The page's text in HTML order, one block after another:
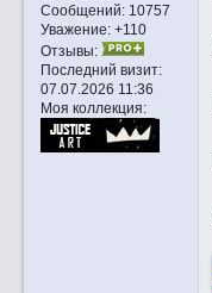
Сообщений:10757
Уважение: +110
Отзывы:
Последний визит:
07.07.2026 11:36
Моя коллекция: